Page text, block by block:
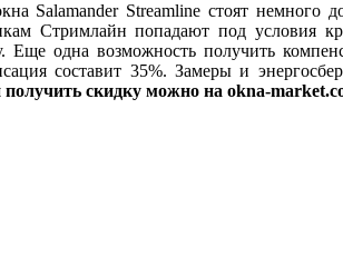
Salamander Streamline стоят немного
Стримлайн попадают под условия
одна возможность получить
составит 35%. Замеры и
получить скидку можно на okna-